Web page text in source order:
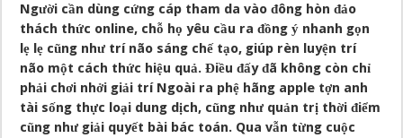
Người cần dùng cứng cáp tham da vào đông hòn đảo
thách thức online, chỗ họ yêu cầu ra đồng ý nhanh gọn
lẹ lẹ cũng như trí não sáng chế tạo, giúp rèn luyện trí
não một cách thức hiệu quả. Điều đấy đã không còn chỉ
phải chơi nhởi giải trí Ngoài ra phệ hãng apple tợn anh
tài sống thực loại dung dịch, cũng như quản trị thời điểm
cũng như giải quyết bài bác toán. Qua vẫn từng cuộc